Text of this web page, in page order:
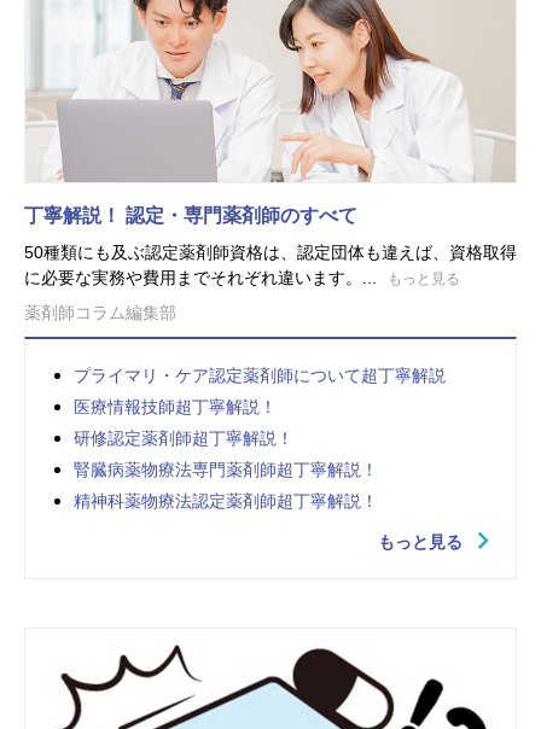
丁寧解説！ 認定・専門薬剤師のすべて
50種類にも及ぶ認定薬剤師資格は、認定団体も違えば、資格取得
に必要な実務や費用までそれぞれ違います。...
もっと見る
薬剤師コラム編集部
プライマリ・ケア認定薬剤師について超丁寧解説
医療情報技師超丁寧解説！
研修認定薬剤師超丁寧解説！
腎臓病薬物療法専門薬剤師超丁寧解説！
精神科薬物療法認定薬剤師超丁寧解説！
もっと見る